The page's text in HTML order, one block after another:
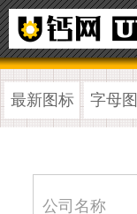
最新图标 字母